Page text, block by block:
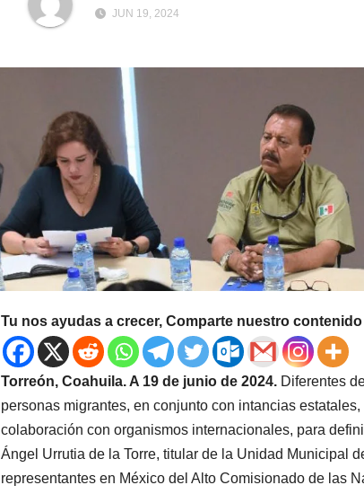
JUN 19, 2024
Tu nos ayudas a crecer, Comparte nuestro contenido
Torreón, Coahuila. A 19 de junio de 2024.Diferentes
personas migrantes, en conjunto con intancias
colaboración con organismos internacionales, para
Ángel Urrutia de la Torre, titular de la Unidad Municipal
representantes en México del Alto Comisionado de las